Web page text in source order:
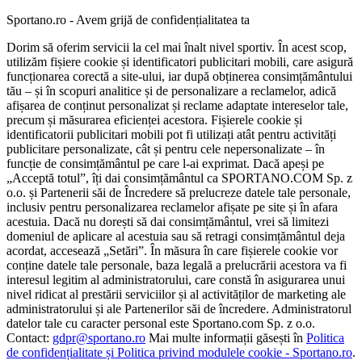
Sportano.ro - Avem grijă de confidențialitatea ta
Dorim să oferim servicii la cel mai înalt nivel sportiv. În acest scop,
utilizăm fișiere cookie și identificatori publicitari mobili, care asigură
funcționarea corectă a site-ului, iar după obținerea consimțământului
tău – și în scopuri analitice și de personalizare a reclamelor, adică
afișarea de conținut personalizat și reclame adaptate intereselor tale,
precum și măsurarea eficienței acestora. Fișierele cookie și
identificatorii publicitari mobili pot fi utilizați atât pentru activități
publicitare personalizate, cât și pentru cele nepersonalizate – în
funcție de consimțământul pe care l-ai exprimat. Dacă apeși pe
„Acceptă totul”, îți dai consimțământul ca SPORTANO.COM Sp. z
o.o. și Partenerii săi de Încredere să prelucreze datele tale personale,
inclusiv pentru personalizarea reclamelor afișate pe site și în afara
acestuia. Dacă nu dorești să dai consimțământul, vrei să limitezi
domeniul de aplicare al acestuia sau să retragi consimțământul deja
acordat, accesează „Setări”. În măsura în care fișierele cookie vor
conține datele tale personale, baza legală a prelucrării acestora va fi
interesul legitim al administratorului, care constă în asigurarea unui
nivel ridicat al prestării serviciilor și al activităților de marketing ale
administratorului și ale Partenerilor săi de încredere. Administratorul
datelor tale cu caracter personal este Sportano.com Sp. z o.o.
Contact: gdpr@sportano.ro Mai multe informații găsești în Politica
de confidențialitate și Politica privind modulele cookie - Sportano.ro.